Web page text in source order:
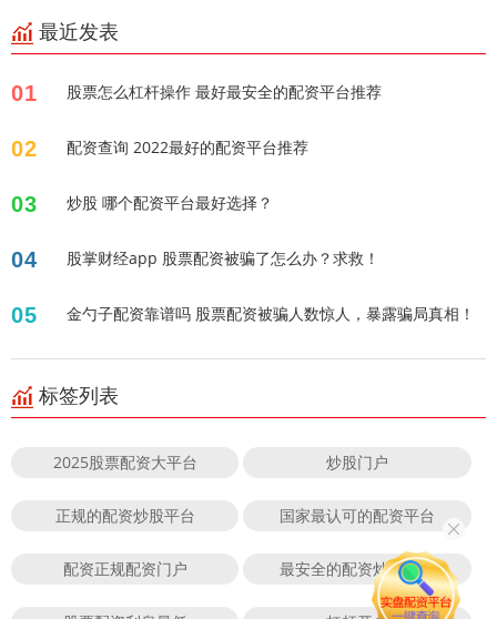
最近发表
01 股票怎么杠杆操作 最好最安全的配资平台推荐
02 配资查询 2022最好的配资平台推荐
03 炒股 哪个配资平台最好选择？
04 股掌财经app 股票配资被骗了怎么办？求救！
05 金勺子配资靠谱吗 股票配资被骗人数惊人，暴露骗局真相！
标签列表
2025股票配资大平台 炒股门户
正规的配资炒股平台 国家最认可的配资平台
配资正规配资门户 最安全的配资炒股平台